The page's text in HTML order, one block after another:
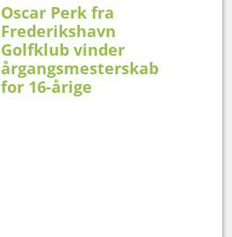
Oscar Perk fra
Frederikshavn
Golfklub vinder
årgangsmesterskab
for 16-årige